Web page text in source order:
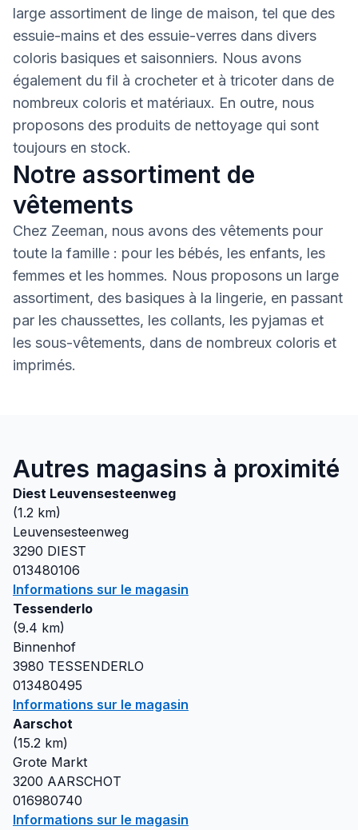
large assortiment de linge de maison, tel que des
essuie-mains et des essuie-verres dans divers
coloris basiques et saisonniers. Nous avons
également du fil à crocheter et à tricoter dans de
nombreux coloris et matériaux. En outre, nous
proposons des produits de nettoyage qui sont
toujours en stock.
Notre assortiment de
vêtements
Chez Zeeman, nous avons des vêtements pour
toute la famille : pour les bébés, les enfants, les
femmes et les hommes. Nous proposons un large
assortiment, des basiques à la lingerie, en passant
par les chaussettes, les collants, les pyjamas et
les sous-vêtements, dans de nombreux coloris et
imprimés.
Autres magasins à proximité
Diest Leuvensesteenweg
(1.2 km)
Leuvensesteenweg
3290 DIEST
013480106
Informations sur le magasin
Tessenderlo
(9.4 km)
Binnenhof
3980 TESSENDERLO
013480495
Informations sur le magasin
Aarschot
(15.2 km)
Grote Markt
3200 AARSCHOT
016980740
Informations sur le magasin